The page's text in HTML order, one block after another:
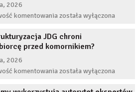
2026
komentowaniaCo
stanie,
jeśli
długi
została wyłączona
JDG chroni
przed komornikiem?
2026
komentowaniaCzy
została wyłączona